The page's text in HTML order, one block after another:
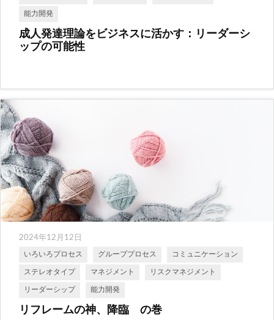
能力開発
成人発達理論をビジネスに活かす：リーダーシ
ップの可能性
2024年12月12日
いろいろプロセス グループプロセス コミュニケーション
ステレオタイプ マネジメント リスクマネジメント
リーダーシップ 能力開発
リフレームの神、降臨 の巻